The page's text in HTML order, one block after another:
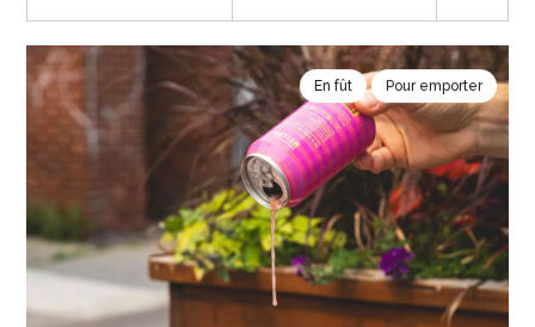
En fût Pour emporter